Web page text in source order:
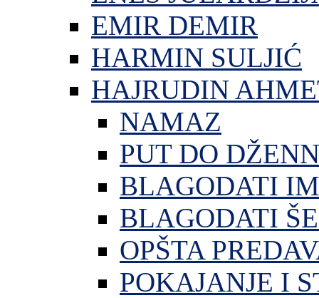
EMIR DEMIR
HARMIN SULJIĆ
HAJRUDIN
NAMAZ
PUT DO
BLAGODATI
BLAGODATI
OPŠTA
POKAJANJE I